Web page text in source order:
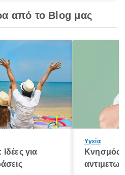
από το Blog μας
για
Υγεία
Κνησμός: